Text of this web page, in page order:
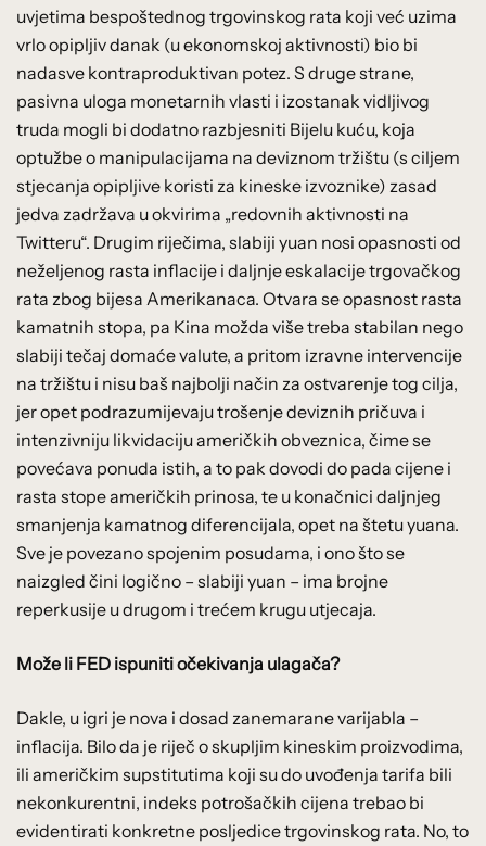
uvjetima bespoštednog trgovinskog rata koji već uzima
vrlo opipljiv danak (u ekonomskoj aktivnosti) bio bi
nadasve kontraproduktivan potez. S druge strane,
pasivna uloga monetarnih vlasti i izostanak vidljivog
truda mogli bi dodatno razbjesniti Bijelu kuću, koja
optužbe o manipulacijama na deviznom tržištu (s ciljem
stjecanja opipljive koristi za kineske izvoznike) zasad
jedva zadržava u okvirima „redovnih aktivnosti na
Twitteru“. Drugim riječima, slabiji yuan nosi opasnosti od
neželjenog rasta inflacije i daljnje eskalacije trgovačkog
rata zbog bijesa Amerikanaca. Otvara se opasnost rasta
kamatnih stopa, pa Kina možda više treba stabilan nego
slabiji tečaj domaće valute, a pritom izravne intervencije
na tržištu i nisu baš najbolji način za ostvarenje tog cilja,
jer opet podrazumijevaju trošenje deviznih pričuva i
intenzivniju likvidaciju američkih obveznica, čime se
povećava ponuda istih, a to pak dovodi do pada cijene i
rasta stope američkih prinosa, te u konačnici daljnjeg
smanjenja kamatnog diferencijala, opet na štetu yuana.
Sve je povezano spojenim posudama, i ono što se
naizgled čini logično – slabiji yuan – ima brojne
reperkusije u drugom i trećem krugu utjecaja.
Može li FED ispuniti očekivanja ulagača?
Dakle, u igri je nova i dosad zanemarane varijabla –
inflacija. Bilo da je riječ o skupljim kineskim proizvodima,
ili američkim supstitutima koji su do uvođenja tarifa bili
nekonkurentni, indeks potrošačkih cijena trebao bi
evidentirati konkretne posljedice trgovinskog rata. No, to